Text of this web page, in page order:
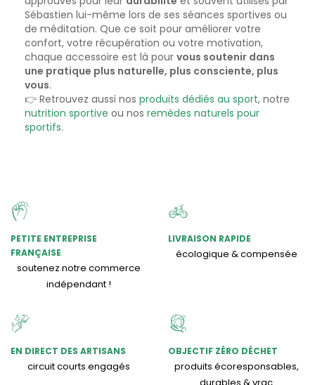
Sébastien lui-même lors de ses séances sportives ou
de méditation. Que ce soit pour améliorer votre
confort, votre récupération ou votre motivation,
chaque accessoire est là pour vous soutenir dans
une pratique plus naturelle, plus consciente, plus
vous.
👉 Retrouvez aussi nos produits dédiés au sport, notre
nutrition sportive ou nos remèdes naturels pour
sportifs.
PETITE ENTREPRISE
FRANÇAISE
soutenez notre commerce
indépendant !
LIVRAISON RAPIDE
écologique & compensée
EN DIRECT DES ARTISANS
circuit courts engagés
OBJECTIF ZÉRO DÉCHET
produits écoresponsables,